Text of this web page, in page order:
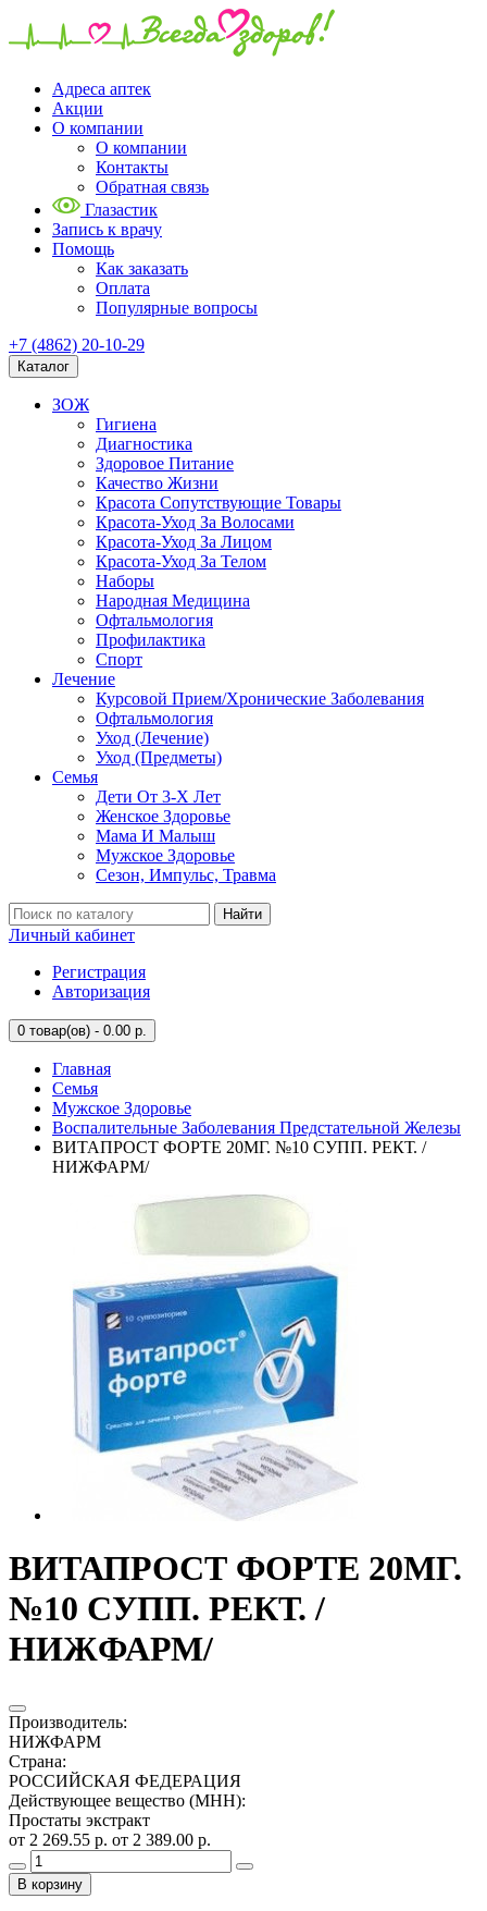
Адреса аптек
Акции
О компании
О компании
Контакты
Обратная связь
Глазастик
Запись к врачу
Помощь
Как заказать
Оплата
Популярные вопросы
+7 (4862) 20-10-29
Каталог
ЗОЖ
Гигиена
Диагностика
Здоровое Питание
Качество Жизни
Красота Сопутствующие Товары
Красота-Уход За Волосами
Красота-Уход За Лицом
Красота-Уход За Телом
Наборы
Народная Медицина
Офтальмология
Профилактика
Спорт
Лечение
Курсовой Прием/Хронические Заболевания
Офтальмология
Уход (Лечение)
Уход (Предметы)
Семья
Дети От 3-Х Лет
Женское Здоровье
Мама И Малыш
Мужское Здоровье
Сезон, Импульс, Травма
Найти
Личный кабинет
Регистрация
Авторизация
0 товар(ов) - 0.00 р.
Главная
Семья
Мужское Здоровье
Воспалительные Заболевания Предстательной Железы
ВИТАПРОСТ ФОРТЕ 20МГ. №10 СУПП. РЕКТ. /
НИЖФАРМ/
ВИТАПРОСТ ФОРТЕ 20МГ.
№10 СУПП. РЕКТ. /
НИЖФАРМ/
Производитель:
НИЖФАРМ
Страна:
РОССИЙСКАЯ ФЕДЕРАЦИЯ
Действующее вещество (МНН):
Простаты экстракт
от 2 269.55 р. от 2 389.00 р.
В корзину